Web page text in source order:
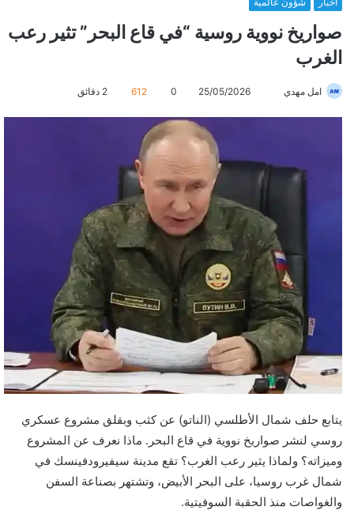
صواريخ نووية روسية “في قاع البحر” تثير رعب
الغرب
امل مهدي
ب
ر
د
ا
إ
ل
ك
ت
ر
ن
ي
ا
25/05/2026
0
612
يتابع حلف شمال الأطلسي (الناتو) عن كثب وبقلق مشروع عسكري
روسي لنشر صواريخ نووية في قاع البحر. ماذا نعرف عن المشروع
وميزاته؟ ولماذا يثير رعب الغرب؟ تقع مدينة سيفيرودفينسك في
شمال غرب روسيا، على البحر الأبيض، وتشتهر بصناعة السفن
والغواصات منذ الحقبة السوفيتية.